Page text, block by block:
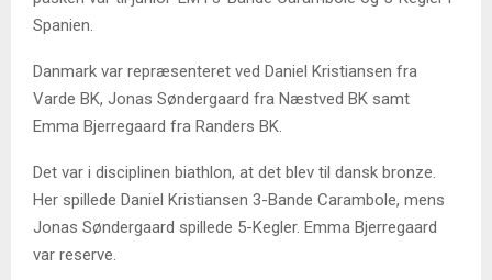
Spanien.
Danmark var repræsenteret ved Daniel Kristiansen fra
Varde BK, Jonas Søndergaard fra Næstved BK samt
Emma Bjerregaard fra Randers BK.
Det var i disciplinen biathlon, at det blev til dansk bronze.
Her spillede Daniel Kristiansen 3-Bande Carambole, mens
Jonas Søndergaard spillede 5-Kegler. Emma Bjerregaard
var reserve.